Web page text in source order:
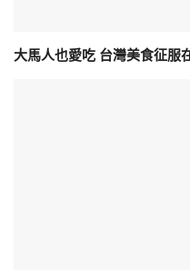
大馬人也愛吃 台灣美食征服